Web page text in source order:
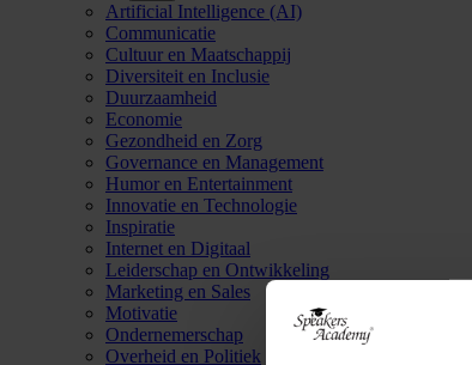
Artificial Intelligence (AI)
Communicatie
Cultuur en Maatschappij
Diversiteit en Inclusie
Duurzaamheid
Economie
Gezondheid en Zorg
Governance en Management
Humor en Entertainment
Innovatie en Technologie
Inspiratie
Internet en Digitaal
Leiderschap en Ontwikkeling
Marketing en Sales
Motivatie
Ondernemerschap
Overheid en Politiek